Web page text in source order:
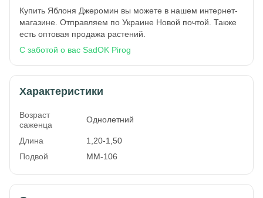
Купить Яблоня Джеромин вы можете в нашем интернет-
магазине. Отправляем по Украине Новой почтой. Также
есть оптовая продажа растений.
С заботой о вас SadOK Pirog
Характеристики
Возраст
саженца
Однолетний
Длина
1,20-1,50
Подвой
ММ-106